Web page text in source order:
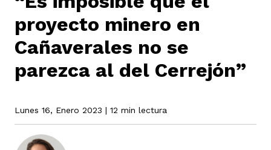
proyecto minero en
Cañaverales no se
parezca al del Cerrejón”
Lunes 16, Enero 2023 | 12 min lectura
de Atrato
armado
país
Codazzi
Consonante